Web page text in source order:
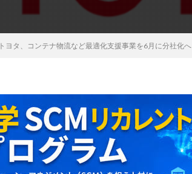
トヨタ、コンテナ物流など最適化支援事業を6月に分社化へ